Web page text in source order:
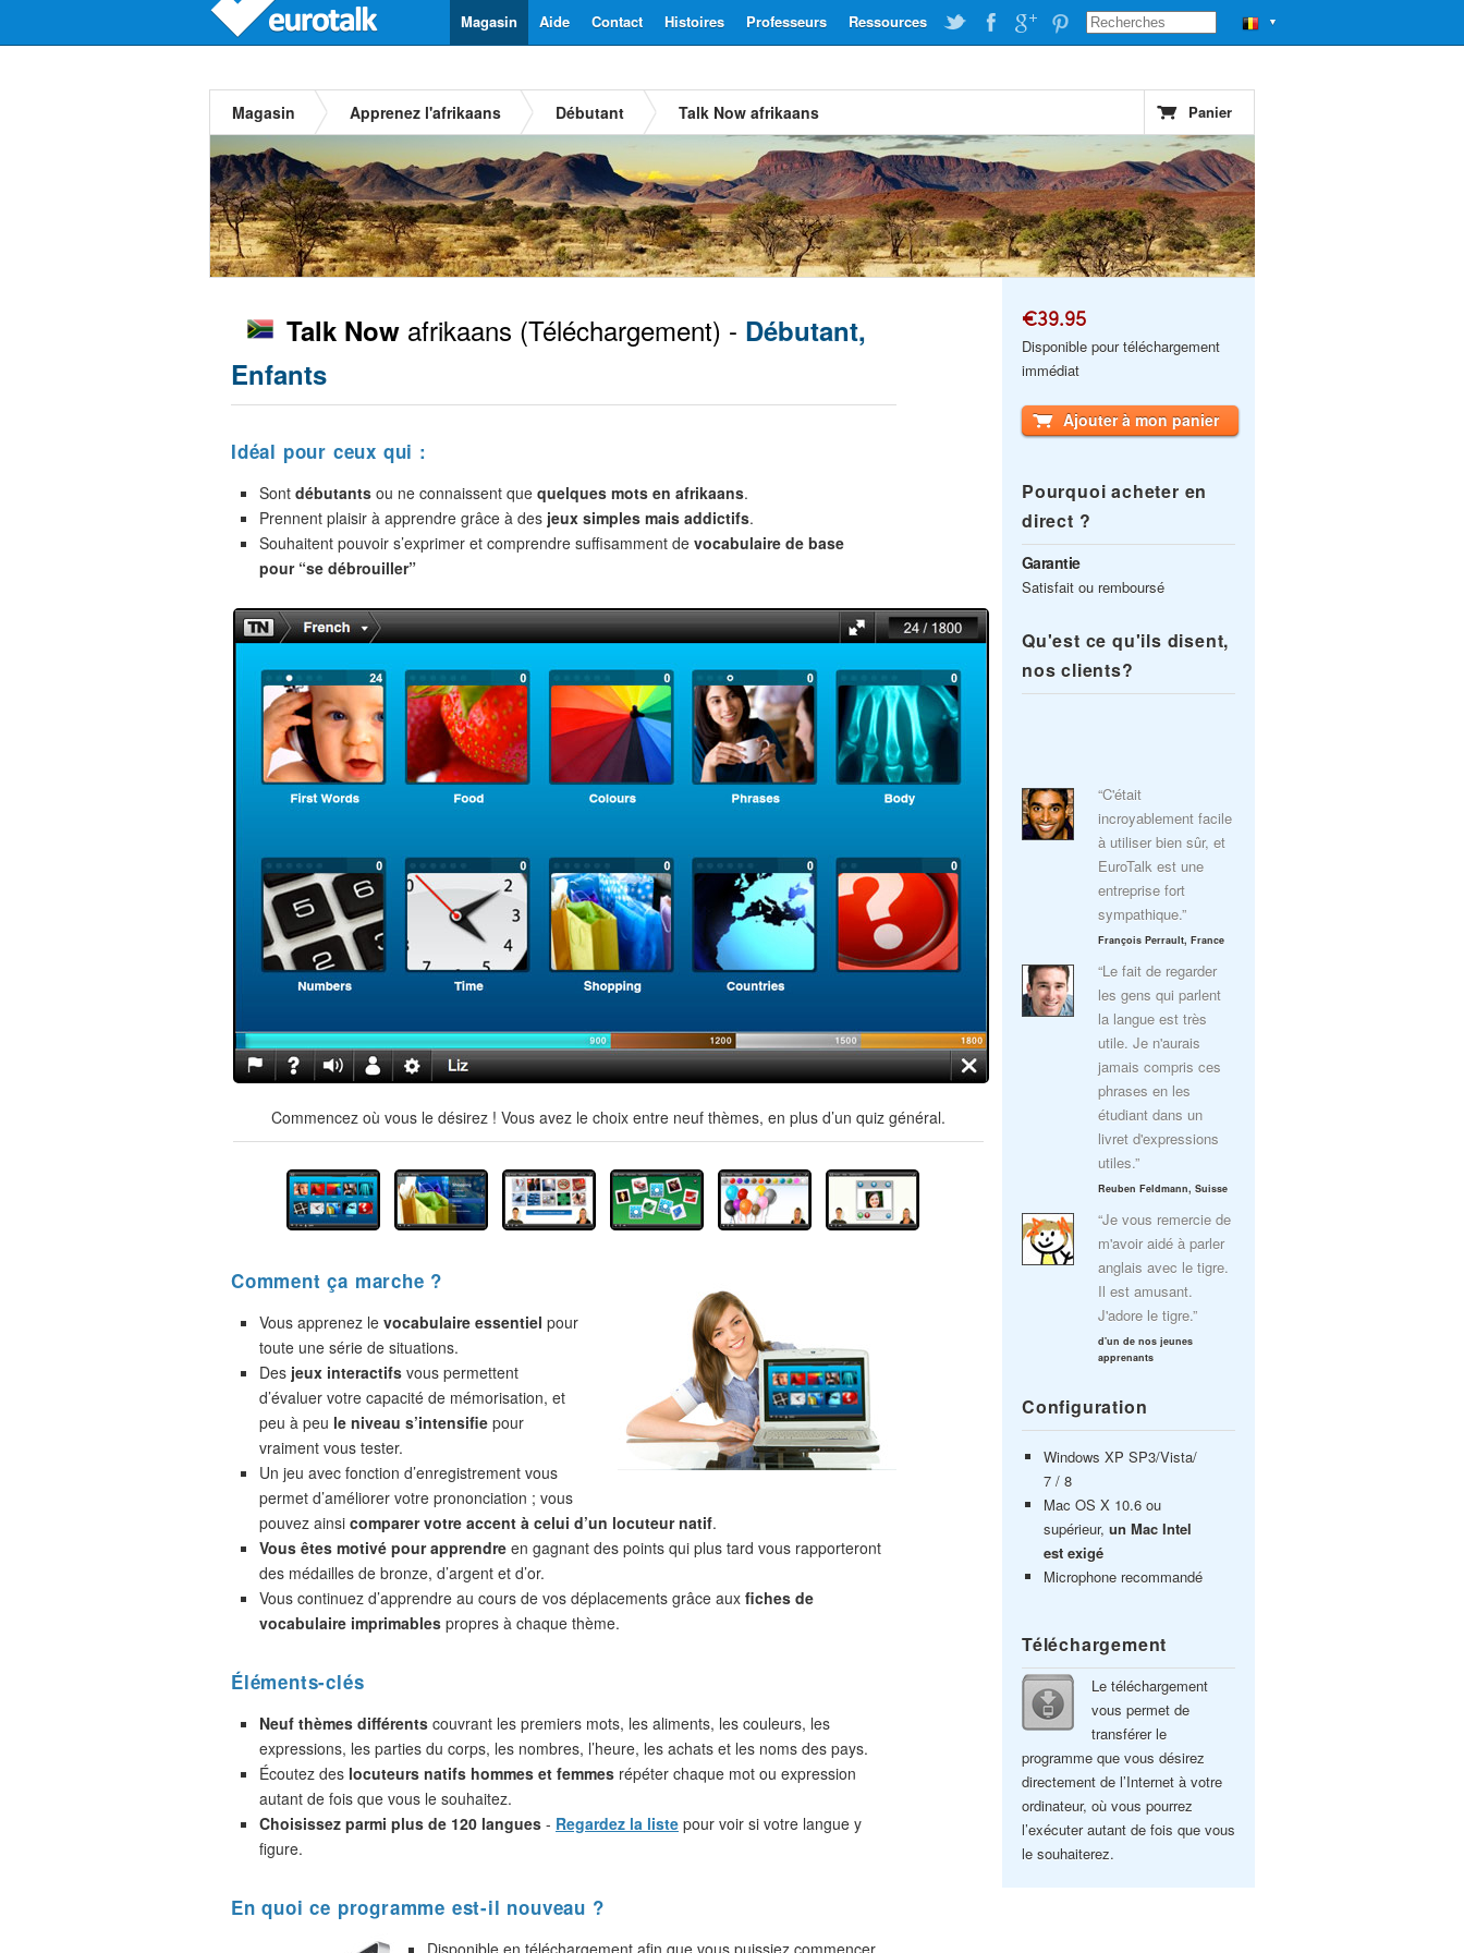
▼
Ressources
Professeurs
Histoires
Contact
Aide
Magasin
Magasin Apprenez l'afrikaans Débutant Talk Now afrikaans Panier
Talk Now afrikaans (Téléchargement) - Débutant,
Enfants
Idéal pour ceux qui :
Sont débutants ou ne connaissent que quelques mots en afrikaans.
Prennent plaisir à apprendre grâce à des jeux simples mais addictifs.
Souhaitent pouvoir s’exprimer et comprendre suffisamment de vocabulaire de base
pour “se débrouiller”
Commencez où vous le désirez ! Vous avez le choix entre neuf thèmes, en plus d’un quiz général.
Comment ça marche ?
Vous apprenez le vocabulaire essentiel pour
toute une série de situations.
Des jeux interactifs vous permettent
d’évaluer votre capacité de mémorisation, et
peu à peu le niveau s’intensifie pour
vraiment vous tester.
Un jeu avec fonction d’enregistrement vous
permet d’améliorer votre prononciation ; vous
pouvez ainsi comparer votre accent à celui d’un locuteur natif.
Vous êtes motivé pour apprendre en gagnant des points qui plus tard vous rapporteront
des médailles de bronze, d’argent et d’or.
Vous continuez d’apprendre au cours de vos déplacements grâce aux fiches de
vocabulaire imprimables propres à chaque thème.
Éléments-clés
Neuf thèmes différents couvrant les premiers mots, les aliments, les couleurs, les
expressions, les parties du corps, les nombres, l’heure, les achats et les noms des pays.
Écoutez des locuteurs natifs hommes et femmes répéter chaque mot ou expression
autant de fois que vous le souhaitez.
Choisissez parmi plus de 120 langues - Regardez la liste pour voir si votre langue y
figure.
En quoi ce programme est-il nouveau ?
Disponible en téléchargement afin que vous puissiez commencer
€39.95
Disponible pour téléchargement
immédiat
Ajouter à mon panier
Pourquoi acheter en
direct ?
Garantie
Satisfait ou remboursé
Qu'est ce qu'ils disent,
nos clients?
“C'était
incroyablement facile
à utiliser bien sûr, et
EuroTalk est une
entreprise fort
sympathique.”
François Perrault, France
“Le fait de regarder
les gens qui parlent
la langue est très
utile. Je n'aurais
jamais compris ces
phrases en les
étudiant dans un
livret d'expressions
utiles.”
Reuben Feldmann, Suisse
“Je vous remercie de
m'avoir aidé à parler
anglais avec le tigre.
Il est amusant.
J'adore le tigre.”
d'un de nos jeunes
apprenants
Configuration
Windows XP SP3/Vista/
7 / 8
Mac OS X 10.6 ou
supérieur, un Mac Intel
est exigé
Microphone recommandé
Téléchargement
Le téléchargement
vous permet de
transférer le
programme que vous désirez
directement de l’Internet à votre
ordinateur, où vous pourrez
l’exécuter autant de fois que vous
le souhaiterez.